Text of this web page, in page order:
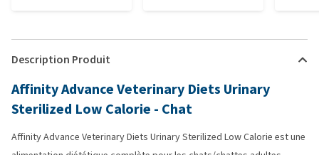
Description Produit
Affinity Advance Veterinary Diets Urinary
Sterilized Low Calorie - Chat
Affinity Advance Veterinary Diets Urinary Sterilized Low Calorie est une